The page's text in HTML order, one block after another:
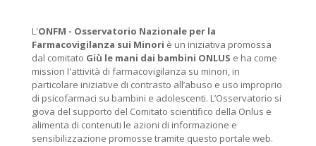
L'ONFM - Osservatorio Nazionale per la
Farmacovigilanza sui Minori è un iniziativa promossa
dal comitato Giù le mani dai bambini ONLUS e ha come
mission l'attività di farmacovigilanza su minori, in
particolare iniziative di contrasto all’abuso e uso improprio
di psicofarmaci su bambini e adolescenti. L’Osservatorio si
giova del supporto del Comitato scientifico della Onlus e
alimenta di contenuti le azioni di informazione e
sensibilizzazione promosse tramite questo portale web.